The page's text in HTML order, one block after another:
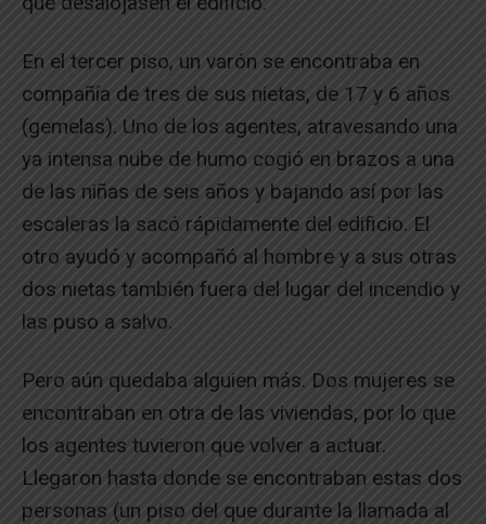
En el tercer piso, un varón se encontraba en
compañía de tres de sus nietas, de 17 y 6 años
(gemelas). Uno de los agentes, atravesando una
ya intensa nube de humo cogió en brazos a una
de las niñas de seis años y bajando así por las
escaleras la sacó rápidamente del edificio. El
otro ayudó y acompañó al hombre y a sus otras
dos nietas también fuera del lugar del incendio y
las puso a salvo.
Pero aún quedaba alguien más. Dos mujeres se
encontraban en otra de las viviendas, por lo que
los agentes tuvieron que volver a actuar.
Llegaron hasta donde se encontraban estas dos
personas (un piso del que durante la llamada al